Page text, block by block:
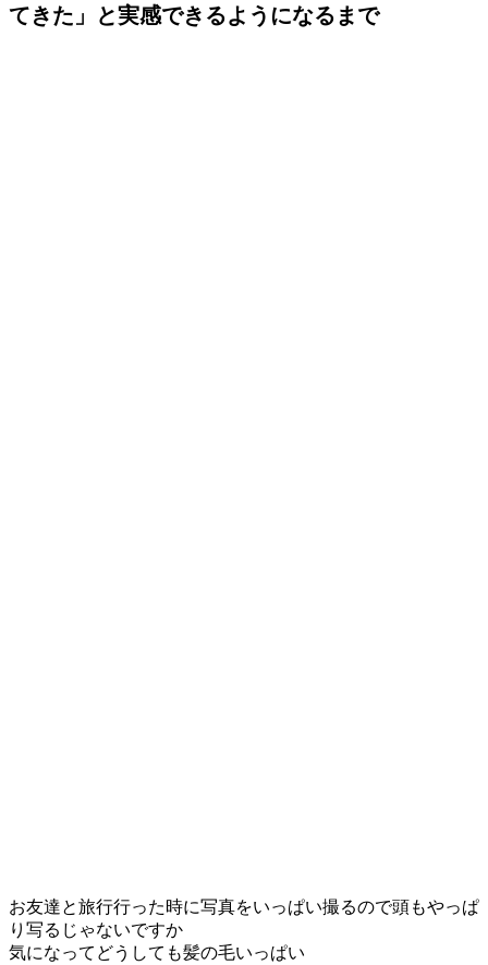
てきた」と実感できるようになるまで
お友達と旅行行った時に写真をいっぱい撮るので頭もやっぱ
り写るじゃないですか
気になってどうしても髪の毛いっぱい